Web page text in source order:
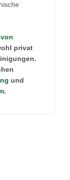
privat
und
.